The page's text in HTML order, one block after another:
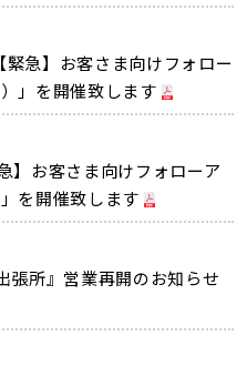
急】お客さま向けフォロー
」を開催致します
】お客さま向けフォローア
を開催致します
張所』営業再開のお知らせ